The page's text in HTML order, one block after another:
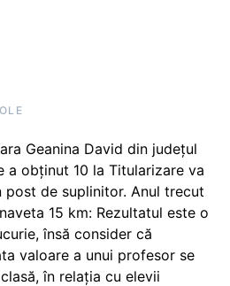
Geanina David din județul
a obținut 10 la Titularizare va
post de suplinitor. Anul trecut
15 km: Rezultatul este o
însă consider că
valoare a unui profesor se
în relația cu elevii